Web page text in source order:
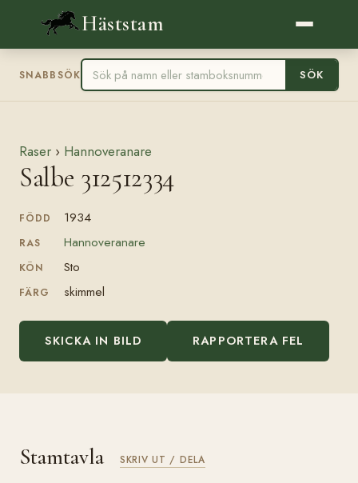
Häststam
SNABBSÖK SÖK
Raser › Hannoveranare
Salbe 312512334
FÖDD 1934
RAS Hannoveranare
KÖN Sto
FÄRG skimmel
SKICKA IN BILD RAPPORTERA FEL
Stamtavla SKRIV UT / DELA